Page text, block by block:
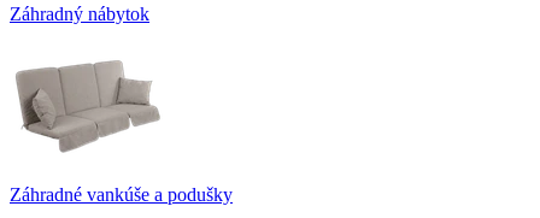
Záhradný nábytok
Záhradné vankúše a podušky